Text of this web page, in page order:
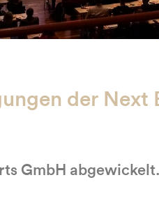
der Next
GmbH abgewickelt.